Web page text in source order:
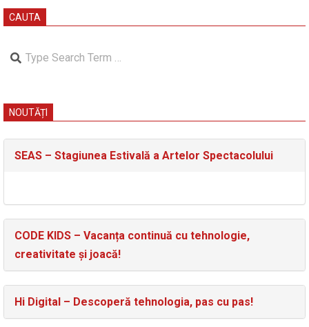
CAUTA
Search
NOUTĂȚI
SEAS – Stagiunea Estivală a Artelor Spectacolului
CODE KIDS – Vacanța continuă cu tehnologie,
creativitate și joacă!
Hi Digital – Descoperă tehnologia, pas cu pas!